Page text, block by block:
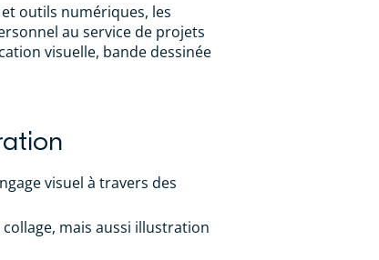
outils numériques, les
au service de projets
visuelle, bande dessinée
visuel à travers des
mais aussi illustration